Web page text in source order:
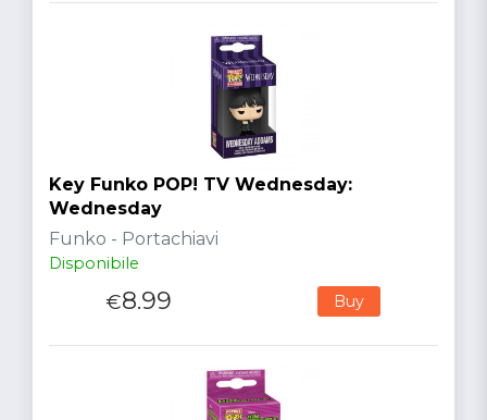
Key Funko POP! TV Wednesday:
Wednesday
Funko - Portachiavi
Disponibile
€8.99 Buy